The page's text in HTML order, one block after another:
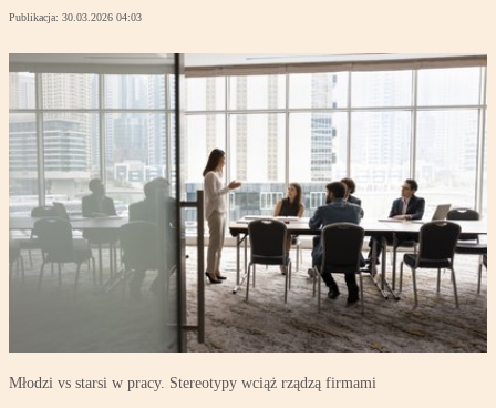
Publikacja: 30.03.2026 04:03
Młodzi vs starsi w pracy. Stereotypy wciąż rządzą firmami